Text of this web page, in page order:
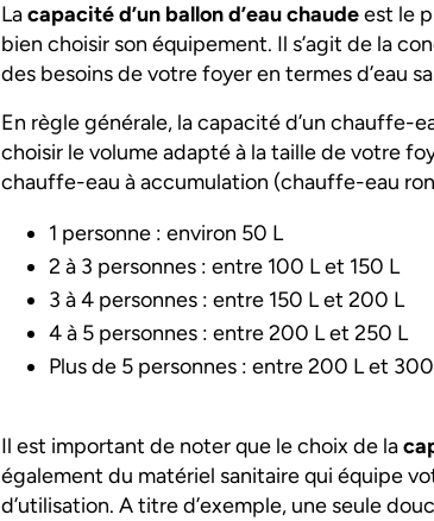
Lacapacité d’un ballon d’eau chaudeest le
bien choisir son équipement. Il s’agit de la
des besoins de votre foyer en termes d’eau
En règle générale, la capacité d’un chauffe-
choisir le volume adapté à la taille de votre
chauffe-eau à accumulation (chauffe-eau
1 personne : environ 50 L
2 à 3 personnes : entre 100 L et 150 L
3 à 4 personnes : entre 150 L et 200 L
4 à 5 personnes : entre 200 L et 250 L
Plus de 5 personnes : entre 200 L et
Il est important de noter que le choix de la
également du matériel sanitaire qui équipe
d’utilisation. A titre d’exemple, une seule